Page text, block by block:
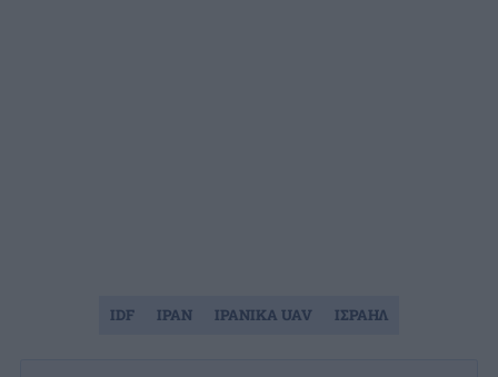
IDF ΙΡΑΝ ΙΡΑΝΙΚΑ UAV ΙΣΡΑΗΛ